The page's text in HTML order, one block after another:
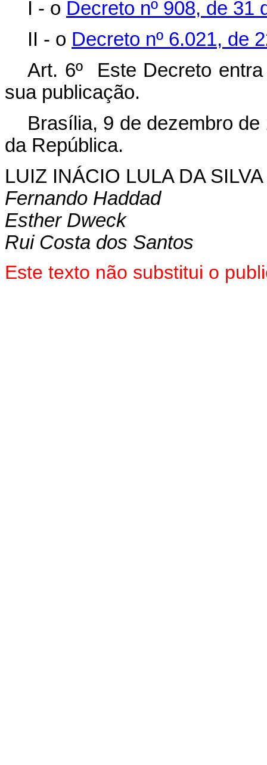
I - o Decreto nº 908, de 31
II - o Decreto nº 6.021, de
Art. 6º Este Decreto
sua publicação.
Brasília, 9 de dezembro de
da República.
LUIZ INÁCIO LULA DA SILVA
Fernando Haddad
Esther Dweck
Rui Costa dos Santos
Este texto não substitui o